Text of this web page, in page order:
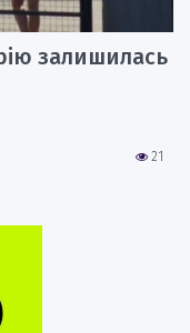
залишилась
21